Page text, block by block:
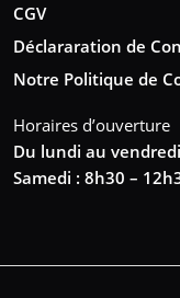
CGV
Déclararation de
Notre Politique de
Horaires d’ouverture
Du lundi au
Samedi : 8h30 –